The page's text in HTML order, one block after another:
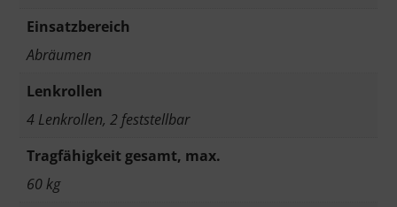
Einsatzbereich
Abräumen
Lenkrollen
4 Lenkrollen, 2 feststellbar
Tragfähigkeit gesamt, max.
60 kg